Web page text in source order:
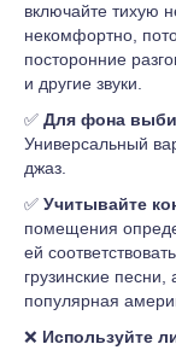
включайте тихую
некомфортно,
посторонние
и другие звуки.
✅ Для фона
Универсальный
джаз.
✅ Учитывайте
помещения
ей
грузинские
популярная
❌ Используйте